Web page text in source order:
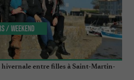
hivernale entre filles à Saint-Martin-
/ Weekend